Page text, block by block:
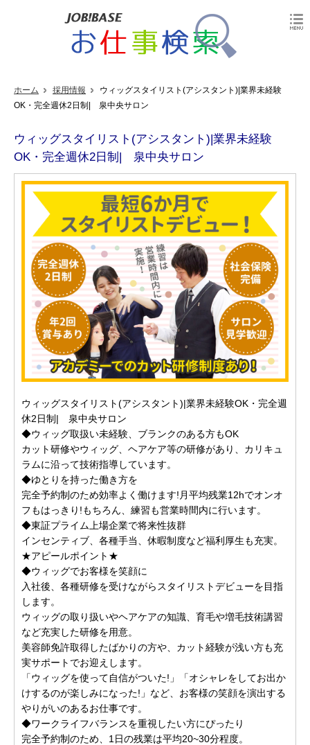
ホーム 採用情報
ウィッグスタイリスト(アシスタント)|業界未経験
OK・完全週休2日制| 泉中央サロン
ウィッグスタイリスト(アシスタント)|業界未経験
OK・完全週休2日制| 泉中央サロン
ウィッグスタイリスト(アシスタント)|業界未経験OK・完全週
休2日制| 泉中央サロン
◆ウィッグ取扱い未経験、ブランクのある方もOK
カット研修やウィッグ、ヘアケア等の研修があり、カリキュ
ラムに沿って技術指導しています。
◆ゆとりを持った働き方を
完全予約制のため効率よく働けます!月平均残業12hでオンオ
フもはっきり!もちろん、練習も営業時間内に行います。
◆東証プライム上場企業で将来性抜群
インセンティブ、各種手当、休暇制度など福利厚生も充実。
★アピールポイント★
◆ウィッグでお客様を笑顔に
入社後、各種研修を受けながらスタイリストデビューを目指
します。
ウィッグの取り扱いやヘアケアの知識、育毛や増毛技術講習
など充実した研修を用意。
美容師免許取得したばかりの方や、カット経験が浅い方も充
実サポートでお迎えします。
「ウィッグを使って自信がついた!」「オシャレをしてお出か
けするのが楽しみになった!」など、お客様の笑顔を演出する
やりがいのあるお仕事です。
◆ワークライフバランスを重視したい方にぴったり
完全予約制のため、1日の残業は平均20~30分程度。